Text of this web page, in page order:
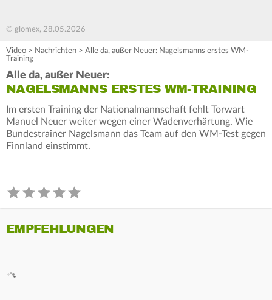
© glomex, 28.05.2026
Video > Nachrichten > Alle da, außer Neuer: Nagelsmanns erstes WM-
Training
Alle da, außer Neuer:
NAGELSMANNS ERSTES WM-TRAINING
Im ersten Training der Nationalmannschaft fehlt Torwart
Manuel Neuer weiter wegen einer Wadenverhärtung. Wie
Bundestrainer Nagelsmann das Team auf den WM-Test gegen
Finnland einstimmt.
EMPFEHLUNGEN